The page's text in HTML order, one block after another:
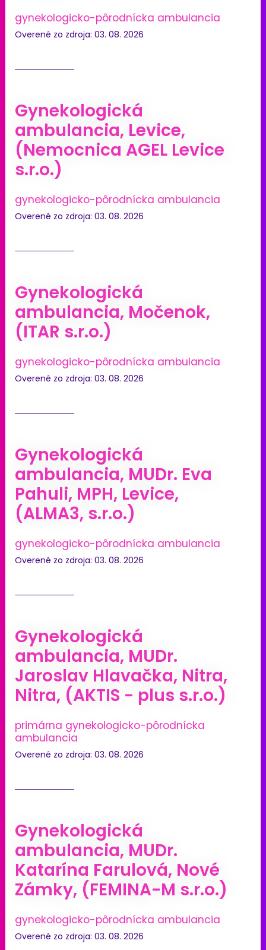
gynekologicko-pôrodnícka ambulancia
Overené zo zdroja: 03. 08. 2026
Gynekologická
ambulancia, Levice,
(Nemocnica AGEL Levice
s.r.o.)
gynekologicko-pôrodnícka ambulancia
Overené zo zdroja: 03. 08. 2026
Gynekologická
ambulancia, Močenok,
(ITAR s.r.o.)
gynekologicko-pôrodnícka ambulancia
Overené zo zdroja: 03. 08. 2026
Gynekologická
ambulancia, MUDr. Eva
Pahuli, MPH, Levice,
(ALMA3, s.r.o.)
gynekologicko-pôrodnícka ambulancia
Overené zo zdroja: 03. 08. 2026
Gynekologická
ambulancia, MUDr.
Jaroslav Hlavačka, Nitra,
Nitra, (AKTIS - plus s.r.o.)
primárna gynekologicko-pôrodnícka
ambulancia
Overené zo zdroja: 03. 08. 2026
Gynekologická
ambulancia, MUDr.
Katarína Farulová, Nové
Zámky, (FEMINA-M s.r.o.)
gynekologicko-pôrodnícka ambulancia
Overené zo zdroja: 03. 08. 2026